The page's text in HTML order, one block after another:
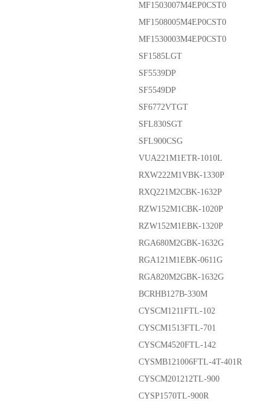
MF1503007M4EP0CST0
MF1508005M4EP0CST0
MF1530003M4EP0CST0
SF1585LGT
SF5539DP
SF5549DP
SF6772VTGT
SFL830SGT
SFL900CSG
VUA221M1ETR-1010L
RXW222M1VBK-1330P
RXQ221M2CBK-1632P
RZW152M1CBK-1020P
RZW152M1EBK-1320P
RGA680M2GBK-1632G
RGA121M1EBK-0611G
RGA820M2GBK-1632G
BCRHB127B-330M
CYSCM1211FTL-102
CYSCM1513FTL-701
CYSCM4520FTL-142
CYSMB121006FTL-4T-401R
CYSCM201212TL-900
CYSP1570TL-900R